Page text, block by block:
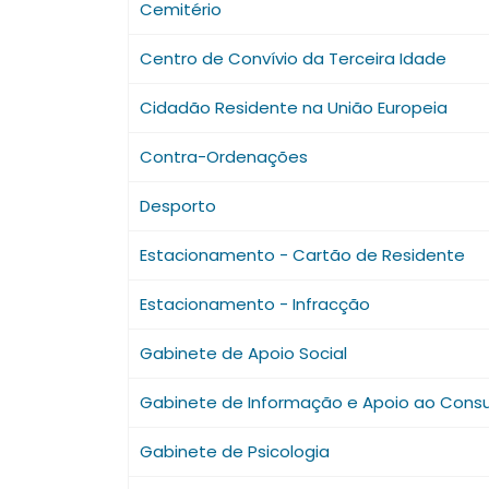
Cemitério
Centro de Convívio da Terceira Idade
Cidadão Residente na União Europeia
Contra-Ordenações
Desporto
Estacionamento - Cartão de Residente
Estacionamento - Infracção
Gabinete de Apoio Social
Gabinete de Informação e Apoio ao
Gabinete de Psicologia